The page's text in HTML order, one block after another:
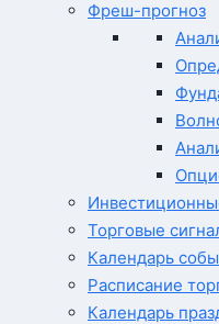
Фреш-прогноз
Торговые
Календарь
Расписание
Календарь